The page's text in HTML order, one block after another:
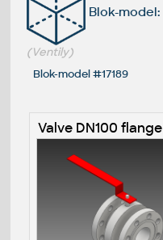
Blok-
(Ventily)
Blok-model #17189
Valve DN100